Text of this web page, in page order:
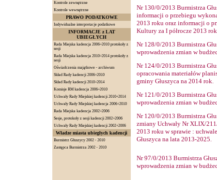
Kontrole zewnętrzne
Kontrole wewnętrzne
PRAWO PODATKOWE
Indywidualne interpretacje podatkowe
INFORMACJE z LAT
UBIEGŁYCH
Rada Miejska kadencja 2006÷2010 protokoły z
sesji
Rada Miejska kadencja 2010÷2014 protokoły z
sesji
Oświadczenia majątkowe - archiwum
Skład Rady kadencji 2006÷2010
Skład Rady kadencji 2010÷2014
Komisje RM kadencja 2006÷2010
Uchwały Rady Miejskiej kadencji 2010÷2014
Uchwały Rady Miejskiej kadencja 2006÷2010
Rada Miejska kadencja 2002÷2006
Sesje, protokoły z sesji kadencji 2002÷2006
Uchwały Rady Miejskiej kadencji 2002÷2006
Władze miasta ubiegłych kadencji
Burmistrz Głuszycy 2002 - 2010
Zastępca Burmistrza 2002 - 2010
Nr 130/0/2013 Burmistrza
informacji o przebiegu
2013 roku oraz informacji o
Kultury za I półrocze 2013
Nr 128/0/2013 Burmistrza
wprowadzenia zmian w
Nr 124/0/2013 Burmistrza
opracowania materiałów
gminy Głuszyca na 2014 rok.
Nr 121 /0/2013 Burmistrza
wprowadzenia zmian w
Nr 120/0/2013 Burmistrza
zmiany Uchwały Nr XLIX/
2013 roku w sprawie :
Głuszyca na lata 2013-2025.
Nr97/0/2013 Burmistrza
wprowadzenia zmian w